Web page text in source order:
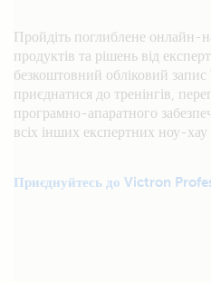
Пройдіть поглиблене онлайн-
продуктів та рішень від
безкоштовний обліковий
приєднатися до тренінгів,
програмно-апаратного
всіх інших експертних ноу-хау
Приєднуйтесь до Victron